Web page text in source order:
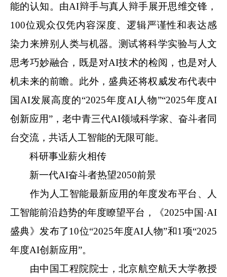
能的认知。由AI辩手与真人辩手展开思维交锋，
100位观众仅凭内容深度、逻辑严谨性和表达感
染力来辨别人类与机器。测试将科学实验与人文
思考巧妙融合，既是对AI技术的检阅，也是对人
机未来的前瞻。此外，盛典还将权威发布代表中
国AI发展高度的“2025年度AI人物”“2025年度AI
创新应用”，老中青三代AI领域科学家、奋斗者同
台交流，共话人工智能的无限可能。
科研事业薪火相传
新一代AI奋斗者热望2050前景
作为人工智能最新应用的年度发布平台、人
工智能前沿趋势的年度瞭望平台，《2025中国·AI
盛典》发布了10位“2025年度AI人物”和1项“2025
年度AI创新应用”。
由中国工程院院士，北京航空航天大学教授